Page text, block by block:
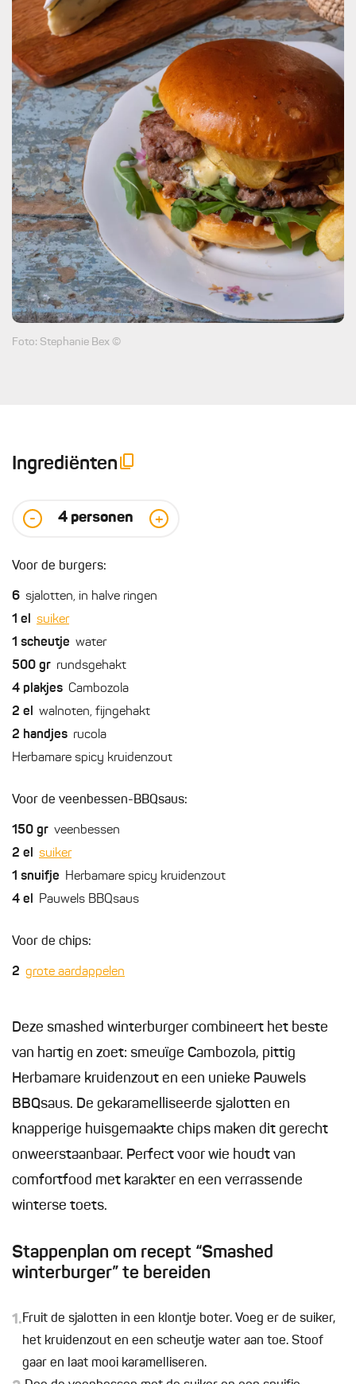
Foto: Stephanie Bex ©
Ingrediënten
- 4 personen +
Voor de burgers:
6 sjalotten, in halve ringen
1 el suiker
1 scheutje water
500 gr rundsgehakt
4 plakjes Cambozola
2 el walnoten, fijngehakt
2 handjes rucola
Herbamare spicy kruidenzout
Voor de veenbessen-BBQsaus:
150 gr veenbessen
2 el suiker
1 snuifje Herbamare spicy kruidenzout
4 el Pauwels BBQsaus
Voor de chips:
2 grote aardappelen
Deze smashed winterburger combineert het beste
van hartig en zoet: smeuïge Cambozola, pittig
Herbamare kruidenzout en een unieke Pauwels
BBQsaus. De gekaramelliseerde sjalotten en
knapperige huisgemaakte chips maken dit gerecht
onweerstaanbaar. Perfect voor wie houdt van
comfortfood met karakter en een verrassende
winterse toets.
Stappenplan om recept “Smashed
winterburger” te bereiden
1.Fruit de sjalotten in een klontje boter. Voeg er de suiker,
het kruidenzout en een scheutje water aan toe. Stoof
gaar en laat mooi karamelliseren.